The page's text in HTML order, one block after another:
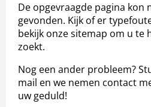
De opgevraagde pagina kon
gevonden. Kijk of er
bekijk onze sitemap om u te
zoekt.
Nog een ander probleem?
mail en we nemen contact
uw geduld!